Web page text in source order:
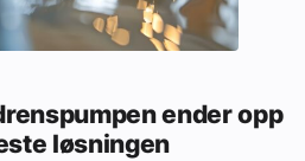
ender opp
løsningen